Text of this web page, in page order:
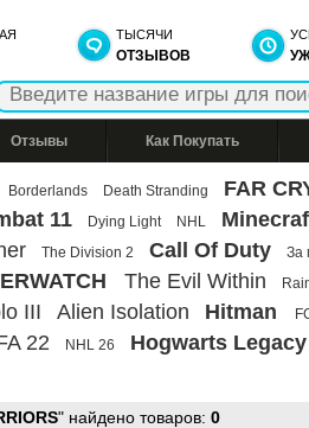
ТЫСЯЧИ
ОТЗЫВОВ
Отзывы Как Покупать
Borderlands Death Stranding FAR
11 Dying Light NHL
The Division 2 Call Of Duty За
The Evil Within
III Alien Isolation Hitman
22 NHL 26 Hogwarts Legacy
" найдено товаров: 0